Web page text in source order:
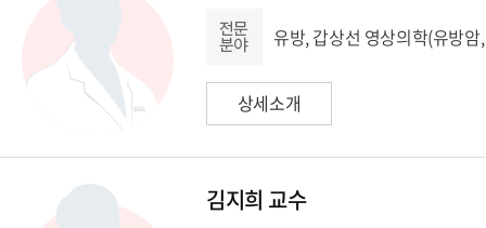
유방, 갑상선 영상의학(유방암
상세소개
김지희 교수